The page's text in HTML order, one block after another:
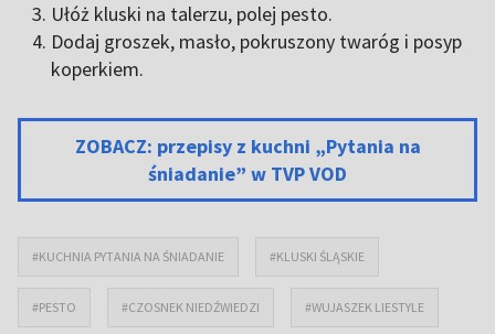
Ułóż kluski na talerzu, polej pesto.
Dodaj groszek, masło, pokruszony twaróg i posyp
koperkiem.
ZOBACZ: przepisy z kuchni „Pytania na
śniadanie” w TVP VOD
#KUCHNIA PYTANIA NA ŚNIADANIE #KLUSKI ŚLĄSKIE
#PESTO #CZOSNEK NIEDŹWIEDZI #WUJASZEK LIESTYLE